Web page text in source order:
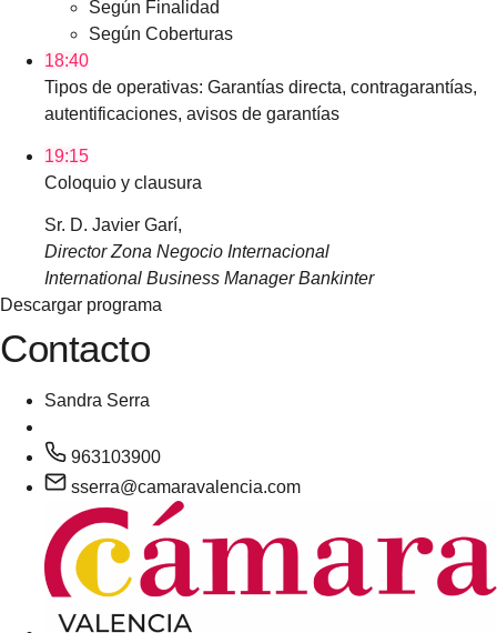
Según Finalidad
Según Coberturas
18:40
Tipos de operativas: Garantías directa, contragarantías,
autentificaciones, avisos de garantías
19:15
Coloquio y clausura
Sr. D. Javier Garí,
Director Zona Negocio Internacional
International Business Manager Bankinter
Descargar programa
Contacto
Sandra Serra
963103900
sserra@camaravalencia.com